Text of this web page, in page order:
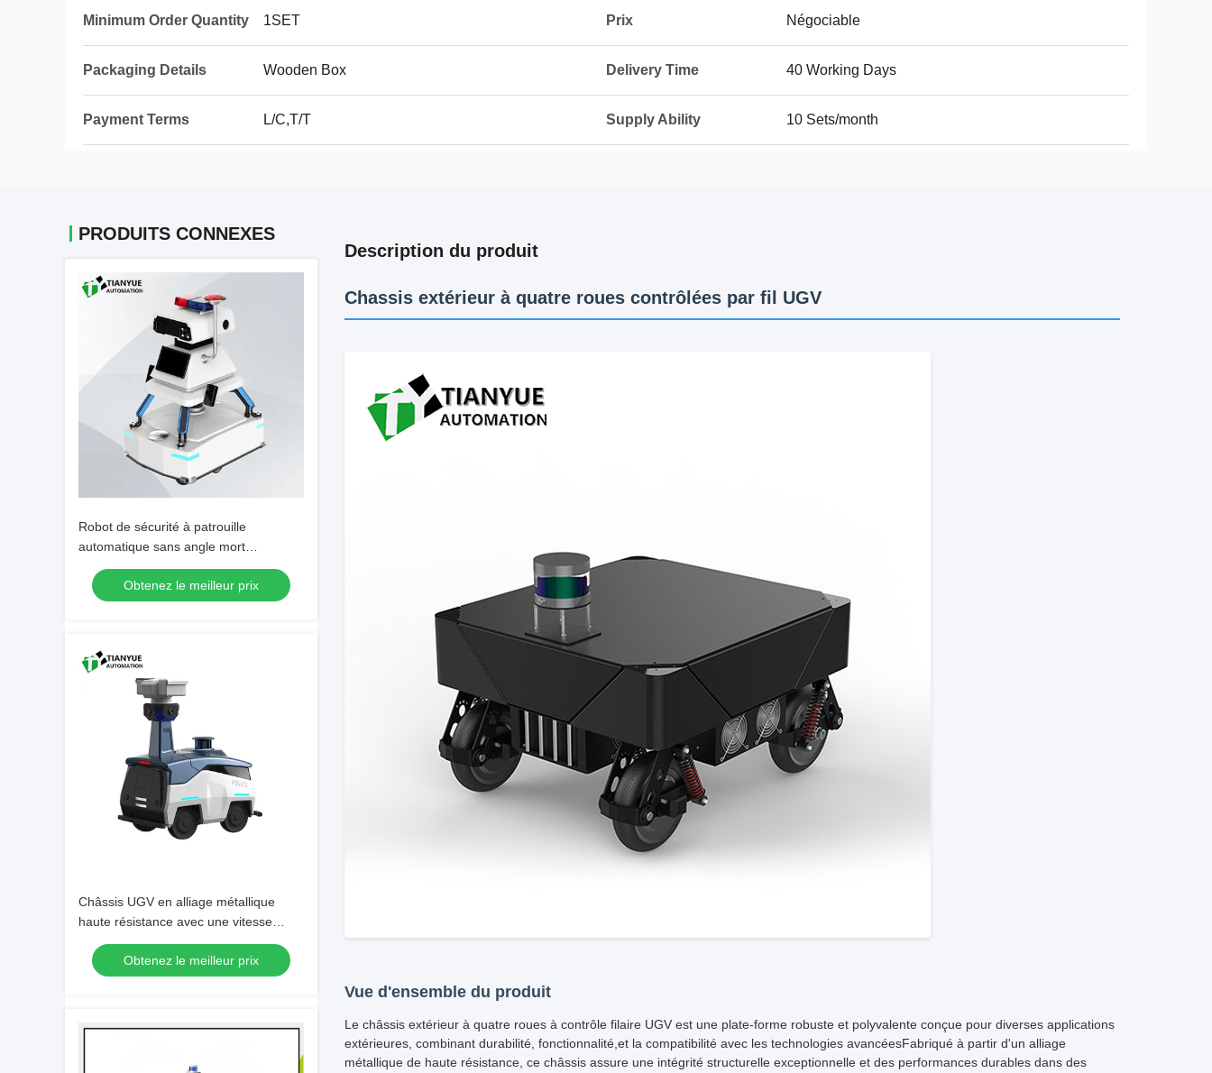
Minimum Order Quantity 1SET Prix Négociable
Packaging Details Wooden Box Delivery Time 40 Working Days
Payment Terms L/C,T/T Supply Ability 10 Sets/month
PRODUITS CONNEXES
Robot de sécurité à patrouille
automatique sans angle mort
panoramique à 360° avec interaction
vocale
Obtenez le meilleur prix
Châssis UGV en alliage métallique
haute résistance avec une vitesse
maximale de 1,6 m/s et une plage de
fonctionnement de -19° à 55° pour la
mobilité autonome en extérieur
Obtenez le meilleur prix
Description du produit
Chassis extérieur à quatre roues contrôlées par fil UGV
Vue d'ensemble du produit
Le châssis extérieur à quatre roues à contrôle filaire UGV est une plate-forme robuste et polyvalente conçue pour diverses applications
extérieures, combinant durabilité, fonctionnalité,et la compatibilité avec les technologies avancéesFabriqué à partir d'un alliage
métallique de haute résistance, ce châssis assure une intégrité structurelle exceptionnelle et des performances durables dans des